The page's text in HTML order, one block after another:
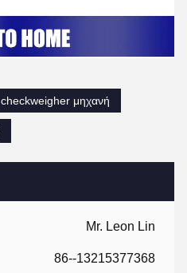
Mr. Leon Lin
86--13215377368
checkweigher μηχανή